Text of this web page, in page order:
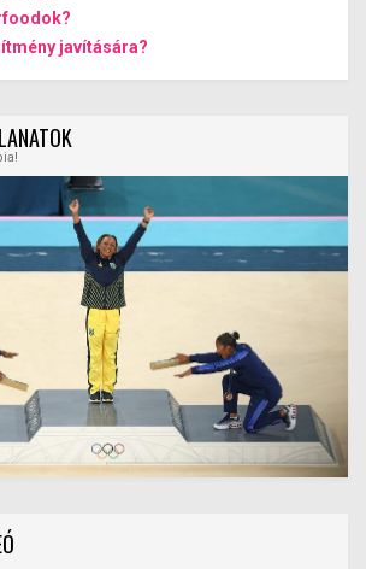
javítására?